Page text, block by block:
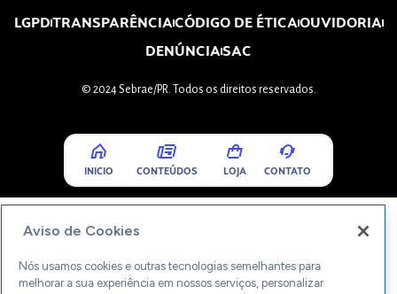
LGPDTRANSPARÊNCIACÓDIGO DE ÉTICAOUVIDORIA
DENÚNCIASAC
© 2024 Sebrae/PR. Todos os direitos reservados.
INICIO CONTEÚDOS LOJA CONTATO
Aviso de Cookies
Nós usamos cookies e outras tecnologias semelhantes para
melhorar a sua experiência em nossos serviços, personalizar